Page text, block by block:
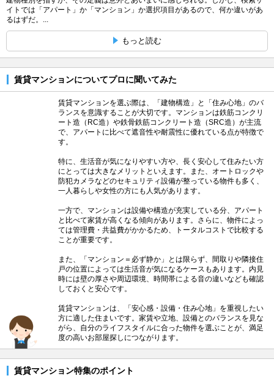
イトでは「アパート」か「マンション」か選択項目があるので、何か違いがあ
るはずだ。...
もっと読む
賃貸マンションについてプロに聞いてみた
賃貸マンションを選ぶ際は、「建物構造」と「住み心地」のバ
ランスを意識することが大切です。マンションは鉄筋コンクリ
ート造（RC造）や鉄骨鉄筋コンクリート造（SRC造）が主流
で、アパートに比べて遮音性や耐震性に優れている点が特徴で
す。
特に、生活音が気になりやすい方や、長く安心して住みたい方
にとっては大きなメリットといえます。また、オートロックや
防犯カメラなどのセキュリティ設備が整っている物件も多く、
一人暮らしや女性の方にも人気があります。
一方で、マンションは設備や構造が充実している分、アパート
と比べて家賃が高くなる傾向があります。さらに、物件によっ
ては管理費・共益費がかかるため、トータルコストで比較する
ことが重要です。
また、「マンション＝必ず静か」とは限らず、間取りや隣接住
戸の位置によっては生活音が気になるケースもあります。内見
時には壁の厚さや周辺環境、時間帯による音の違いなども確認
しておくと安心です。
賃貸マンションは、「安心感・設備・住み心地」を重視したい
方に適した住まいです。家賃や立地、設備とのバランスを見な
がら、自分のライフスタイルに合った物件を選ぶことが、満足
度の高いお部屋探しにつながります。
賃貸マンション特集のポイント